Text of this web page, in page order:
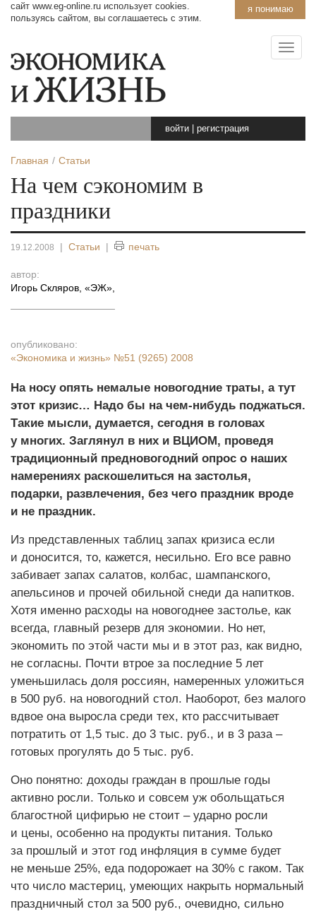
я понимаю
сайт www.eg-online.ru использует cookies.
пользуясь сайтом, вы соглашаетесь с этим.
войти регистрация
Главная Статьи
На чем сэкономим в
праздники
19.12.2008 | Статьи | печать
автор:
Игорь Скляров, «ЭЖ»
опубликовано:
«Экономика и жизнь» №51 (9265) 2008
На носу опять немалые новогодние траты, а тут
этот кризис… Надо бы на чем-нибудь поджаться.
Такие мысли, думается, сегодня в головах
у многих. Заглянул в них и ВЦИОМ, проведя
традиционный предновогодний опрос о наших
намерениях раскошелиться на застолья,
подарки, развлечения, без чего праздник вроде
и не праздник.
Из представленных таблиц запах кризиса если
и доносится, то, кажется, несильно. Его все равно
забивает запах салатов, колбас, шампанского,
апельсинов и прочей обильной снеди да напитков.
Хотя именно расходы на новогоднее застолье, как
всегда, главный резерв для экономии. Но нет,
экономить по этой части мы и в этот раз, как видно,
не согласны. Почти втрое за последние 5 лет
уменьшилась доля россиян, намеренных уложиться
в 500 руб. на новогодний стол. Наоборот, без малого
вдвое она выросла среди тех, кто рассчитывает
потратить от 1,5 тыс. до 3 тыс. руб., и в 3 раза –
готовых прогулять до 5 тыс. руб.
Оно понятно: доходы граждан в прошлые годы
активно росли. Только и совсем уж обольщаться
благостной цифирью не стоит – ударно росли
и цены, особенно на продукты питания. Только
за прошлый и этот год инфляция в сумме будет
не меньше 25%, еда подорожает на 30% с гаком. Так
что число мастериц, умеющих накрыть нормальный
праздничный стол за 500 руб., очевидно, сильно